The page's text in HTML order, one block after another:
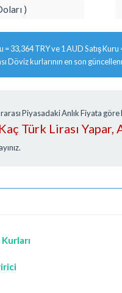
)
= 33,364 TRY ve 1 AUD Satış
Döviz kurlarının en son
Piyasadaki Anlık Fiyata
Türk Lirası